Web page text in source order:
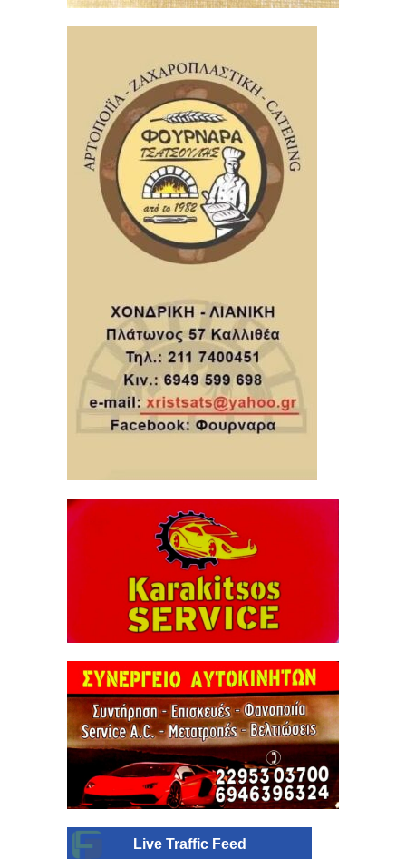
Live Traffic Feed